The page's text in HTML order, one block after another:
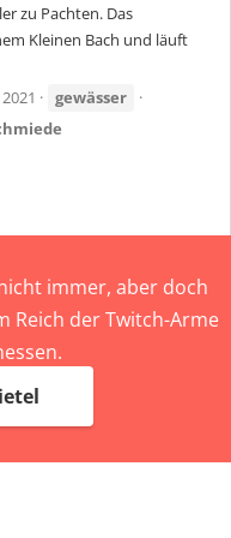
zu Pachten. Das
Kleinen Bach und läuft
gewässer
immer, aber doch
Reich der Twitch-Arme